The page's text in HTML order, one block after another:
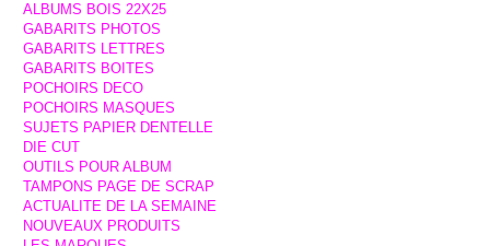
ALBUMS BOIS 22X25
GABARITS PHOTOS
GABARITS LETTRES
GABARITS BOITES
POCHOIRS DECO
POCHOIRS MASQUES
SUJETS PAPIER DENTELLE
DIE CUT
OUTILS POUR ALBUM
TAMPONS PAGE DE SCRAP
ACTUALITE DE LA SEMAINE
NOUVEAUX PRODUITS